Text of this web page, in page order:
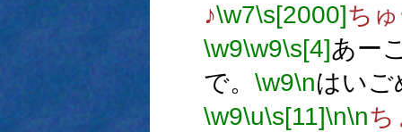
♪\w7\s[2000]ち
\w9\w9\s[4]あー
で。 \w9\nはいご
\w9\u\s[11]\n\nち